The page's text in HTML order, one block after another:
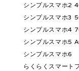
シンプルスマホ2
シンプルスマホ3
シンプルスマホ4
シンプルスマホ5
シンプルスマホ6
らくらくスマー